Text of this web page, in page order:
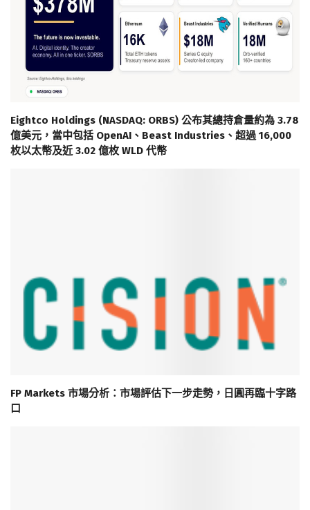
Eightco Holdings (NASDAQ: ORBS) 公布其總持倉量約為 3.78
億美元，當中包括 OpenAI、Beast Industries、超過 16,000
枚以太幣及近 3.02 億枚 WLD 代幣
FP Markets 市場分析：市場評估下一步走勢，日圓再臨十字路
口